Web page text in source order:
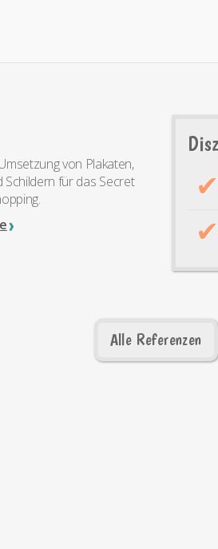
von Plakaten,
Schildern für das Secret
Alle Referenzen